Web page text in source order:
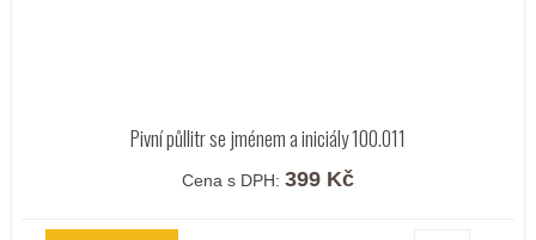
Pivní půllitr se jménem a iniciály 100.011
Cena s DPH: 399 Kč